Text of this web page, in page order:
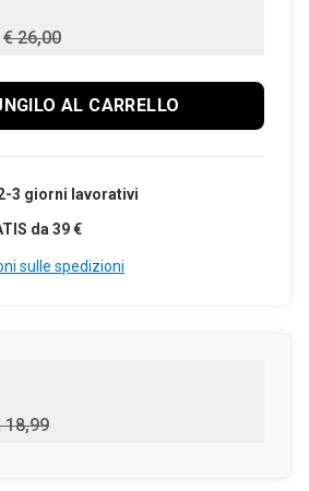
€ 26,00
AL CARRELLO
3 giorni lavorativi
da 39 €
sulle spedizioni
18,99